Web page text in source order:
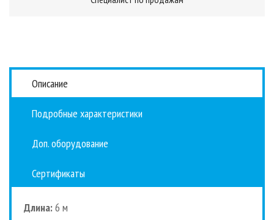
Описание
Подробные характеристики
Доп. оборудование
Сертификаты
Длина:6 м